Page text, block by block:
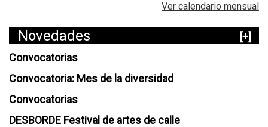
Ver calendario mensual
Novedades
[+]
Convocatorias
Convocatoria: Mes de la diversidad
Convocatorias
DESBORDE Festival de artes de calle